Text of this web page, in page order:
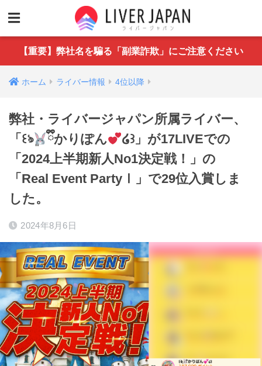
【重要】弊社名を騙る「副業詐欺」にご注意ください
ホーム ライバー情報 4位以降
弊社・ライバージャパン所属ライバー、
「꒰ঌܸ
ྀིかりぽん
໒꒱」が17LIVEでの
「2024上半期新人No1決定戦！」の
「Real Event PartyⅠ」で29位入賞しま
した。
2024年8月6日